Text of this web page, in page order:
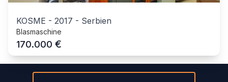
KOSME - 2017 - Serbien
Blasmaschine
170.000 €